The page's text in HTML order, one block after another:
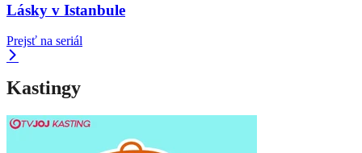
Lásky v Istanbule
Prejsť na seriál
Kastingy